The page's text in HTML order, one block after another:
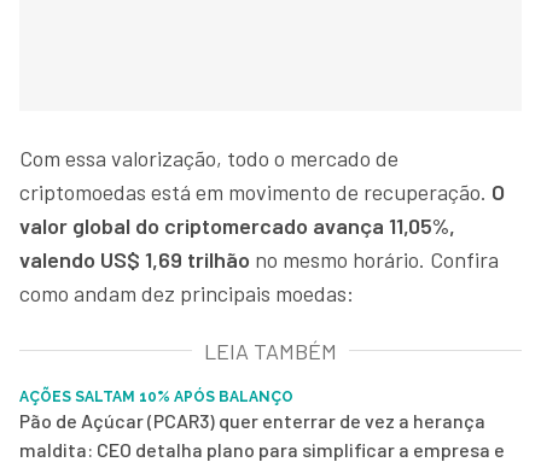
Com essa valorização, todo o mercado de
criptomoedas está em movimento de recuperação. O
valor global do criptomercado avança 11,05%,
valendo US$ 1,69 trilhão no mesmo horário. Confira
como andam dez principais moedas:
LEIA TAMBÉM
AÇÕES SALTAM 10% APÓS BALANÇO
Pão de Açúcar (PCAR3) quer enterrar de vez a herança
maldita: CEO detalha plano para simplificar a empresa e